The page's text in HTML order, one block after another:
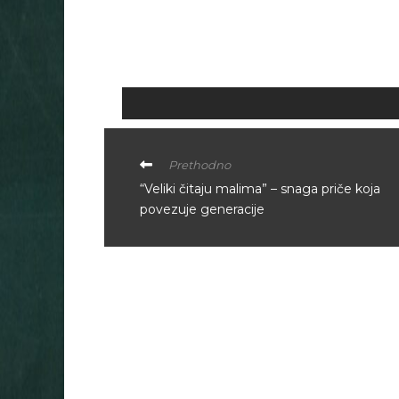
Prethodno
“Veliki čitaju malima” – snaga priče koja
povezuje generacije